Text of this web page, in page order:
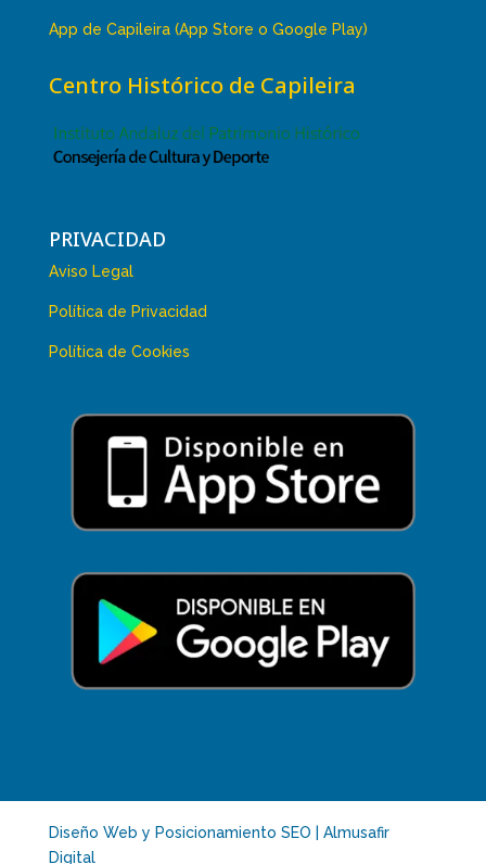
App de Capileira (App Store o Google Play)
Centro Histórico de Capileira
PRIVACIDAD
Aviso Legal
Política de Privacidad
Política de Cookies
Diseño Web y Posicionamiento SEO | Almusafir
Digital